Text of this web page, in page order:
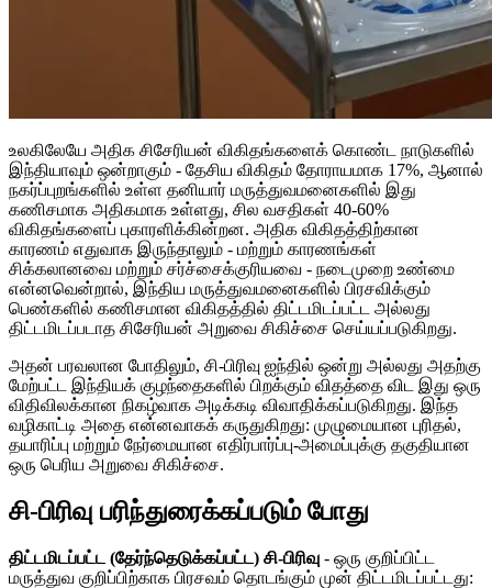
உலகிலேயே அதிக சிசேரியன் விகிதங்களைக் கொண்ட நாடுகளில்
இந்தியாவும் ஒன்றாகும் - தேசிய விகிதம் தோராயமாக 17%, ஆனால்
நகர்ப்புறங்களில் உள்ள தனியார் மருத்துவமனைகளில் இது
கணிசமாக அதிகமாக உள்ளது, சில வசதிகள் 40-60%
விகிதங்களைப் புகாரளிக்கின்றன. அதிக விகிதத்திற்கான
காரணம் எதுவாக இருந்தாலும் - மற்றும் காரணங்கள்
சிக்கலானவை மற்றும் சர்ச்சைக்குரியவை - நடைமுறை உண்மை
என்னவென்றால், இந்திய மருத்துவமனைகளில் பிரசவிக்கும்
பெண்களில் கணிசமான விகிதத்தில் திட்டமிடப்பட்ட அல்லது
திட்டமிடப்படாத சிசேரியன் அறுவை சிகிச்சை செய்யப்படுகிறது.
அதன் பரவலான போதிலும், சி-பிரிவு ஐந்தில் ஒன்று அல்லது அதற்கு
மேற்பட்ட இந்தியக் குழந்தைகளில் பிறக்கும் விதத்தை விட இது ஒரு
விதிவிலக்கான நிகழ்வாக அடிக்கடி விவாதிக்கப்படுகிறது. இந்த
வழிகாட்டி அதை என்னவாகக் கருதுகிறது: முழுமையான புரிதல்,
தயாரிப்பு மற்றும் நேர்மையான எதிர்பார்ப்பு-அமைப்புக்கு தகுதியான
ஒரு பெரிய அறுவை சிகிச்சை.
சி-பிரிவு பரிந்துரைக்கப்படும் போது
திட்டமிடப்பட்ட (தேர்ந்தெடுக்கப்பட்ட) சி-பிரிவு - ஒரு குறிப்பிட்ட
மருத்துவ குறிப்பிற்காக பிரசவம் தொடங்கும் முன் திட்டமிடப்பட்டது: